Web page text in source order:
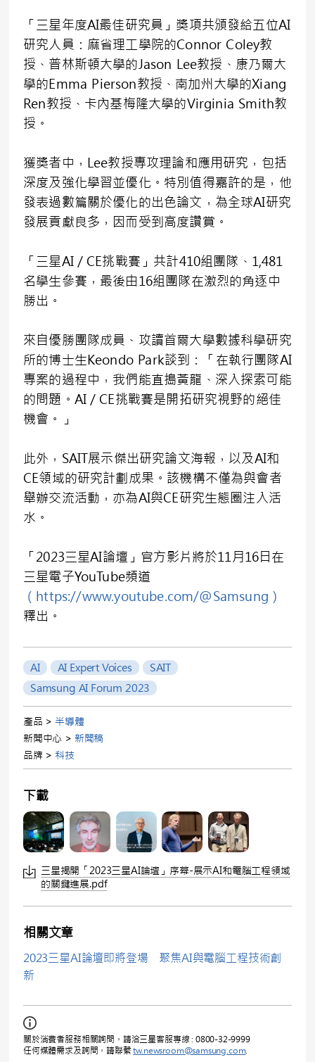
「三星年度AI最佳研究員」獎項共頒發給五位AI
研究人員：麻省理工學院的Connor Coley教
授、普林斯頓大學的Jason Lee教授、康乃爾大
學的Emma Pierson教授、南加州大學的Xiang
Ren教授、卡內基梅隆大學的Virginia Smith教
授。
獲獎者中，Lee教授專攻理論和應用研究，包括
深度及強化學習並優化。特別值得嘉許的是，他
發表過數篇關於優化的出色論文，為全球AI研究
發展貢獻良多，因而受到高度讚賞。
「三星AI／CE挑戰賽」共計410組團隊、1,481
名學生參賽，最後由16組團隊在激烈的角逐中
勝出。
來自優勝團隊成員、攻讀首爾大學數據科學研究
所的博士生Keondo Park談到：「在執行團隊AI
專案的過程中，我們能直搗黃龍、深入探索可能
的問題。AI／CE挑戰賽是開拓研究視野的絕佳
機會。」
此外，SAIT展示傑出研究論文海報，以及AI和
CE領域的研究計劃成果。該機構不僅為與會者
舉辦交流活動，亦為AI與CE研究生態圈注入活
水。
「2023三星AI論壇」官方影片將於11月16日在
三星電子YouTube頻道
（https://www.youtube.com/@Samsung）
釋出。
AI AI Expert Voices
SAIT
Samsung AI Forum 2023
產品 >半導體
新聞中心 > 新聞稿
品牌 > 科技
下載
三星揭開「2023三星AI論壇」序幕-展示AI和電腦工程領域
的關鍵進展.pdf
相關文章
2023三星AI論壇即將登場 聚焦AI與電腦工程技術創
新
關於消費者服務相關詢問，請洽三星客服專線 : 0800-32-9999
任何媒體需求及詢問，請聯繫tw.newsroom@samsung.com.